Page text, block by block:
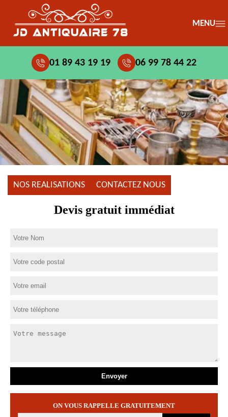
MENU
01 89 43 19 19 06 99 78 44 22
NOS REALISATIONS CONTACTEZ NOUS
Devis gratuit immédiat
ON VOUS RAPPELLE GRATUITEMENT